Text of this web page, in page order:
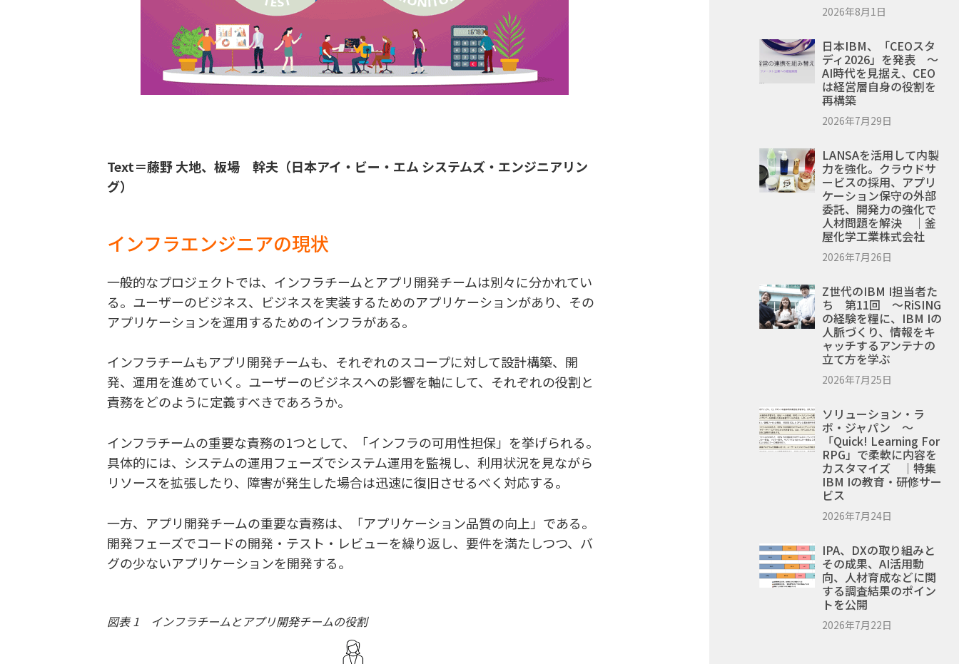
Text＝藤野 大地、板場 幹夫（日本アイ・ビー・エム システムズ・エンジニアリン
グ）
インフラエンジニアの現状
一般的なプロジェクトでは、インフラチームとアプリ開発チームは別々に分かれてい
る。ユーザーのビジネス、ビジネスを実装するためのアプリケーションがあり、その
アプリケーションを運用するためのインフラがある。
インフラチームもアプリ開発チームも、それぞれのスコープに対して設計構築、開
発、運用を進めていく。ユーザーのビジネスへの影響を軸にして、それぞれの役割と
責務をどのように定義すべきであろうか。
インフラチームの重要な責務の1つとして、「インフラの可用性担保」を挙げられる。
具体的には、システムの運用フェーズでシステム運用を監視し、利用状況を見ながら
リソースを拡張したり、障害が発生した場合は迅速に復旧させるべく対応する。
一方、アプリ開発チームの重要な責務は、「アプリケーション品質の向上」である。
開発フェーズでコードの開発・テスト・レビューを繰り返し、要件を満たしつつ、バ
グの少ないアプリケーションを開発する。
図表 1 インフラチームとアプリ開発チームの役割
2026年8月1日
日本IBM、「CEOスタ
ディ2026」を発表 ～
AI時代を見据え、CEO
は経営層自身の役割を
再構築
2026年7月29日
LANSAを活用して内製
力を強化。クラウドサ
ービスの採用、アプリ
ケーション保守の外部
委託、開発力の強化で
人材問題を解決 ｜釜
屋化学工業株式会社
2026年7月26日
Z世代のIBM I担当者た
ち 第11回 ～RiSING
の経験を糧に、IBM Iの
人脈づくり、情報をキ
ャッチするアンテナの
立て方を学ぶ
2026年7月25日
ソリューション・ラ
ボ・ジャパン ～
「Quick! Learning For
RPG」で柔軟に内容を
カスタマイズ ｜特集
IBM Iの教育・研修サー
ビス
2026年7月24日
IPA、DXの取り組みと
その成果、AI活用動
向、人材育成などに関
する調査結果のポイン
トを公開
2026年7月22日